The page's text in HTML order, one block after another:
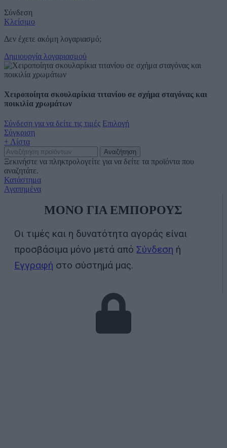
Σύνδεση
Κλείσιμο
Δεν έχετε ακόμη λογαριασμό;
Δημιουργία λογαριασμού
Χειροποίητα σκουλαρίκια τιτανίου σε σχήμα σταγόνας και
ποικιλία χρωμάτων
Σύνδεση για να δείτε τις τιμές Επιλογή
Σύγκριση
+ Λίστα
Αναζήτηση
Ξεκινήστε να πληκτρολογείτε για να δείτε τα προϊόντα που
αναζητάτε.
Κατάστημα
Αγαπημένα
ΜΟΝΟ ΓΙΑ ΕΜΠΟΡΟΥΣ
Οι τιμές και η δυνατότητα αγοράς είναι
προσβάσιμα μόνο μετά από Σύνδεση ή
Εγγραφή στο σύστημά μας.